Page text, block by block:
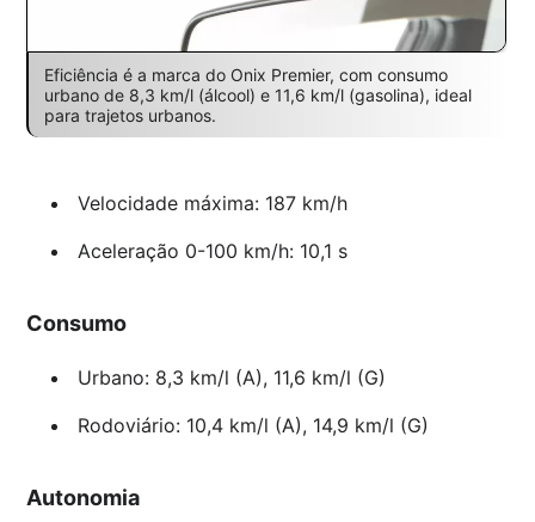
Eficiência é a marca do Onix Premier, com consumo
urbano de 8,3 km/l (álcool) e 11,6 km/l (gasolina), ideal
para trajetos urbanos.
Velocidade máxima: 187 km/h
Aceleração 0-100 km/h: 10,1 s
Consumo
Urbano: 8,3 km/l (A), 11,6 km/l (G)
Rodoviário: 10,4 km/l (A), 14,9 km/l (G)
Autonomia